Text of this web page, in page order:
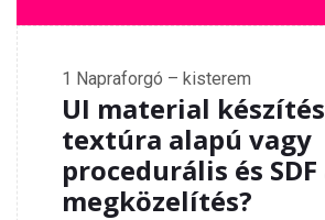
1 Napraforgó – kisterem
UI material
textúra alapú vagy
procedurális és
megközelítés?